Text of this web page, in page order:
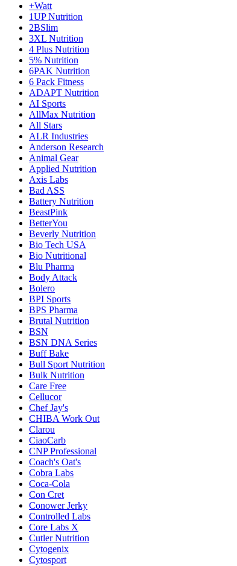
+Watt
1UP Nutrition
2BSlim
3XL Nutrition
4 Plus Nutrition
5% Nutrition
6PAK Nutrition
6 Pack Fitness
ADAPT Nutrition
AI Sports
AllMax Nutrition
All Stars
ALR Industries
Anderson Research
Animal Gear
Applied Nutrition
Axis Labs
Bad ASS
Battery Nutrition
BeastPink
BetterYou
Beverly Nutrition
Bio Tech USA
Bio Nutritional
Blu Pharma
Body Attack
Bolero
BPI Sports
BPS Pharma
Brutal Nutrition
BSN
BSN DNA Series
Buff Bake
Bull Sport Nutrition
Bulk Nutrition
Care Free
Cellucor
Chef Jay's
CHIBA Work Out
Clarou
CiaoCarb
CNP Professional
Coach's Oat's
Cobra Labs
Coca-Cola
Con Cret
Conower Jerky
Controlled Labs
Core Labs X
Cutler Nutrition
Cytogenix
Cytosport